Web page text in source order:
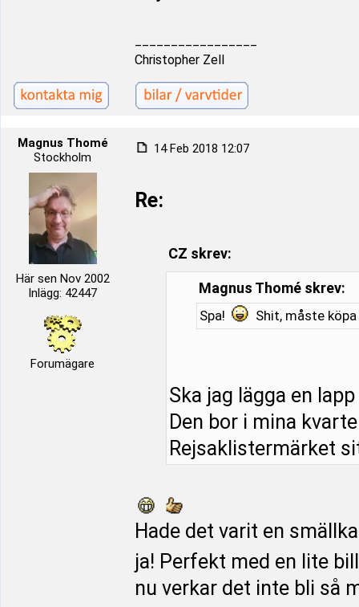
Christopher Zell
Magnus Thomé
Stockholm
Här sen Nov 2002
Inlägg: 42447
Forumägare
14 Feb 2018 12:07
Re:
CZ skrev:
Magnus Thomé skrev:
Spa! Shit, måste
Ska jag lägga en
Den bor i mina
Rejsaklistermärket
Hade det varit en
ja! Perfekt med en lite
nu verkar det inte bli så